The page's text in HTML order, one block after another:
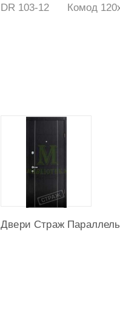
DR 103-12 Комод
Купить
Имя:
Email
Двери Страж Параллель